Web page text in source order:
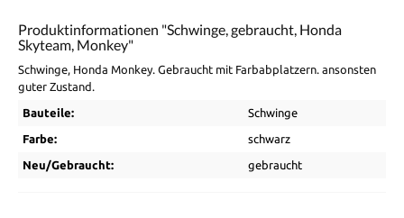
Produktinformationen "Schwinge, gebraucht, Honda
Skyteam, Monkey"
Schwinge, Honda Monkey. Gebraucht mit Farbabplatzern. ansonsten
guter Zustand.
Bauteile: Schwinge
Farbe: schwarz
Neu/Gebraucht: gebraucht